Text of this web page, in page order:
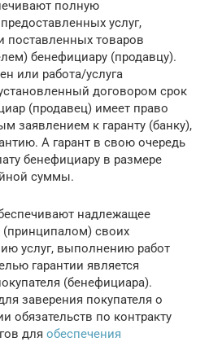
полную
услуг,
поставленных товаров
бенефициару (продавцу).
или работа/услуга
договором срок
(продавец) имеет право
заявлением к гаранту (банку),
А гарант в свою очередь
бенефициару в размере
суммы.
надлежащее
своих
услуг, выполнению работ
гарантии является
(бенефициара).
заверения покупателя о
обязательств по контракту
для обеспечения